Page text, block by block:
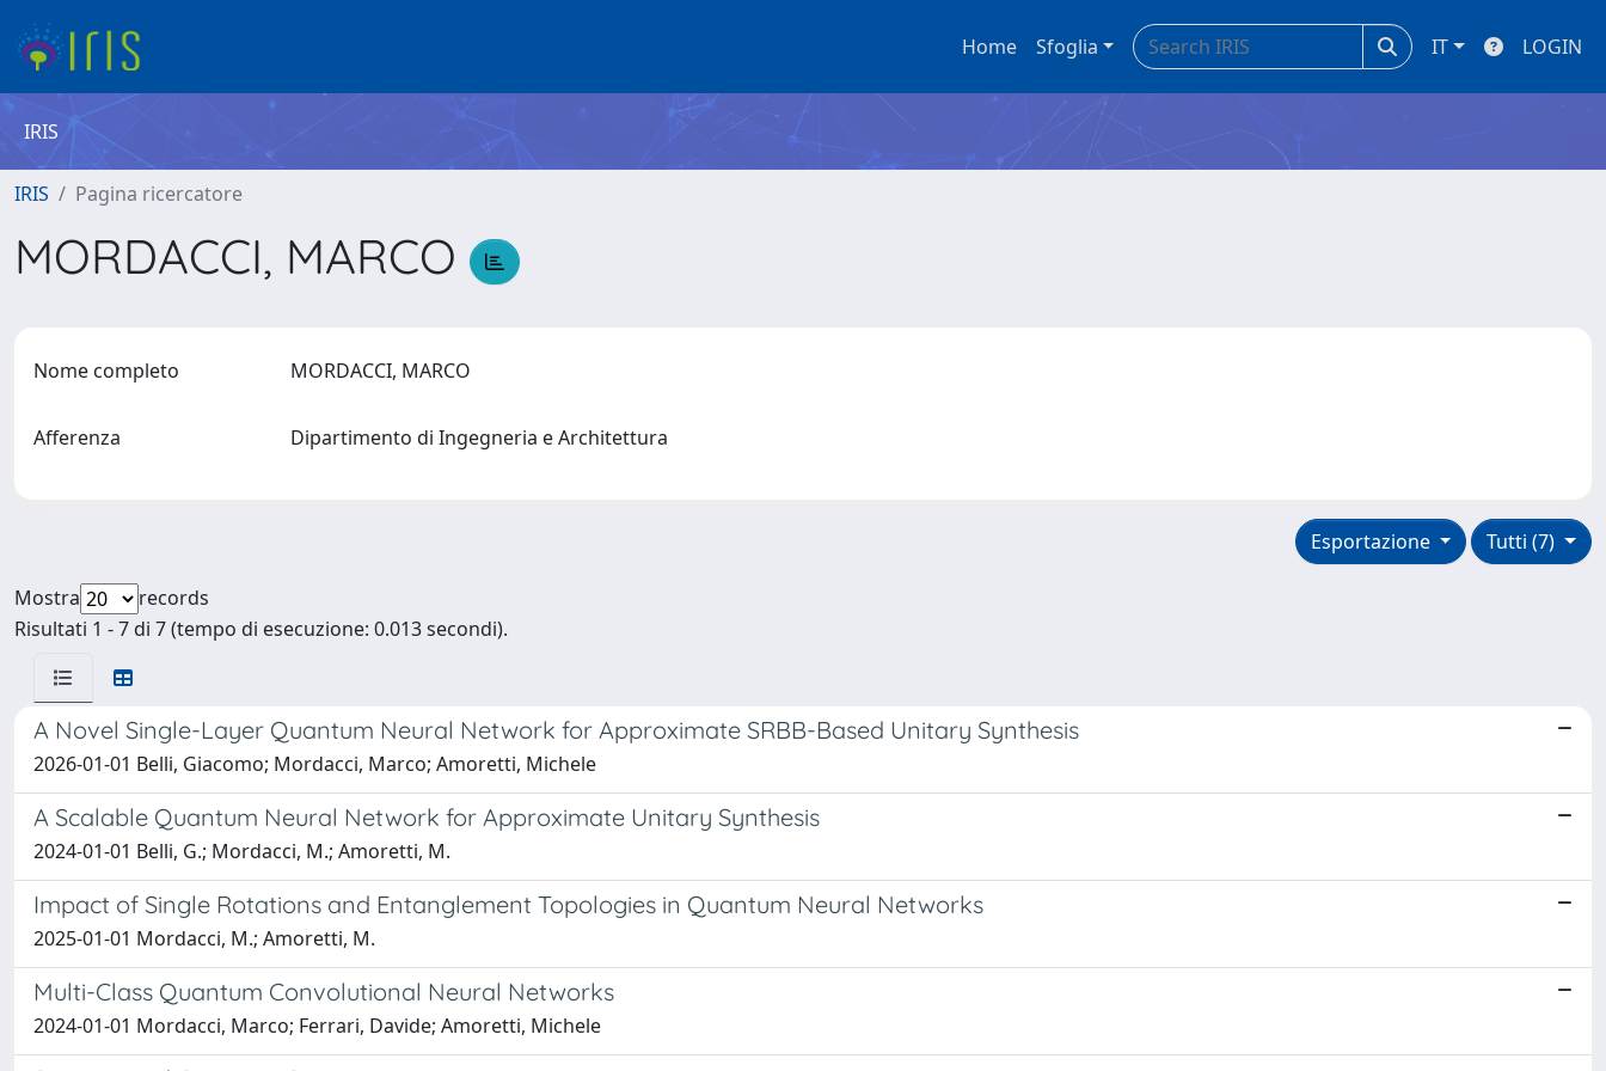
Home Sfoglia IT LOGIN
IRIS
IRIS Pagina ricercatore
MORDACCI, MARCO
Nome completo MORDACCI, MARCO
Afferenza Dipartimento di Ingegneria e Architettura
Tutti (7)
Esportazione
Mostra
records
Risultati 1 - 7 di 7 (tempo di esecuzione: 0.013 secondi).
A Novel Single-Layer Quantum Neural Network for Approximate SRBB-Based Unitary Synthesis
2026-01-01 Belli, Giacomo; Mordacci, Marco; Amoretti, Michele
A Scalable Quantum Neural Network for Approximate Unitary Synthesis
2024-01-01 Belli, G.; Mordacci, M.; Amoretti, M.
Impact of Single Rotations and Entanglement Topologies in Quantum Neural Networks
2025-01-01 Mordacci, M.; Amoretti, M.
Multi-Class Quantum Convolutional Neural Networks
2024-01-01 Mordacci, Marco; Ferrari, Davide; Amoretti, Michele